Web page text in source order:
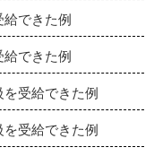
できた例
できた例
受給できた例
受給できた例